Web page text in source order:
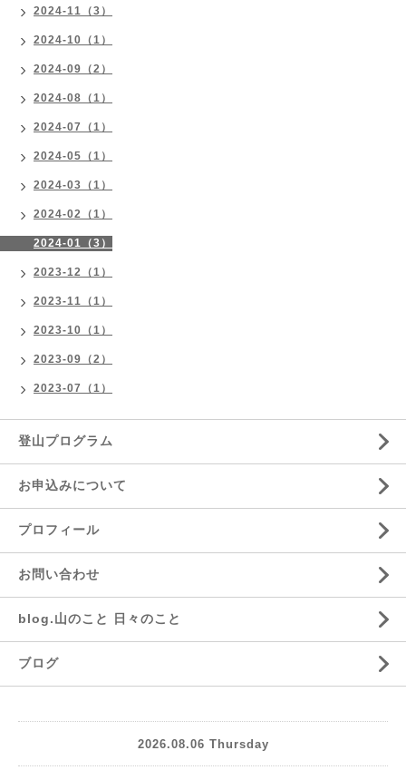
2024-11（3）
2024-10（1）
2024-09（2）
2024-08（1）
2024-07（1）
2024-05（1）
2024-03（1）
2024-02（1）
2024-01（3）
2023-12（1）
2023-11（1）
2023-10（1）
2023-09（2）
2023-07（1）
登山プログラム
お申込みについて
プロフィール
お問い合わせ
blog.山のこと 日々のこと
ブログ
2026.08.06 Thursday